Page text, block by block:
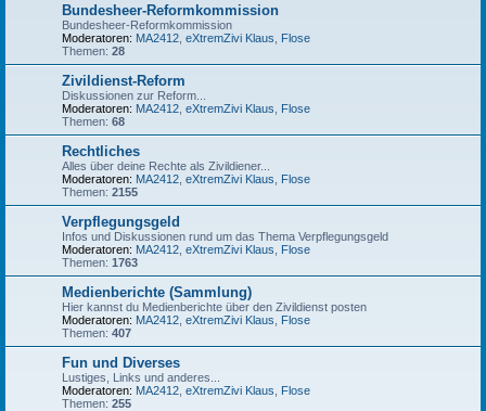
Bundesheer-Reformkommission
Bundesheer-Reformkommission
Moderatoren: MA2412 eXtremZivi Klaus
Flose
Themen: 28
Zivildienst-Reform
Diskussionen zur Reform...
Moderatoren: MA2412 eXtremZivi Klaus
Flose
Themen: 68
Rechtliches
Alles über deine Rechte als Zivildiener...
Moderatoren: MA2412 eXtremZivi Klaus
Flose
Themen: 2155
Verpflegungsgeld
Infos und Diskussionen rund um das Thema Verpflegungsgeld
Moderatoren: MA2412 eXtremZivi Klaus
Flose
Themen: 1763
Medienberichte (Sammlung)
Hier kannst du Medienberichte über den Zivildienst posten
Moderatoren: MA2412 eXtremZivi Klaus
Flose
Themen: 407
Fun und Diverses
Lustiges, Links und anderes...
Moderatoren: MA2412 eXtremZivi Klaus
Flose
Themen: 255